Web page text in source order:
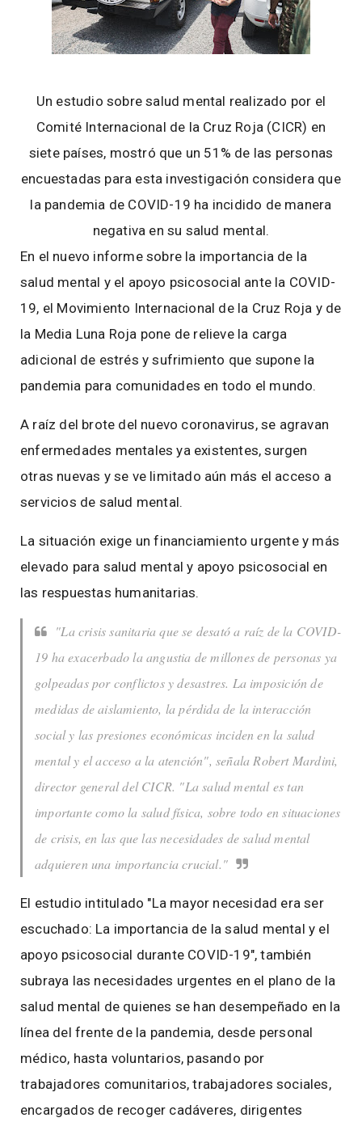
Un estudio sobre salud mental realizado por el
Comité Internacional de la Cruz Roja (CICR) en
siete países, mostró que un 51% de las personas
encuestadas para esta investigación considera que
la pandemia de COVID-19 ha incidido de manera
negativa en su salud mental.
En el nuevo informe sobre la importancia de la
salud mental y el apoyo psicosocial ante la COVID-
19, el Movimiento Internacional de la Cruz Roja y de
la Media Luna Roja pone de relieve la carga
adicional de estrés y sufrimiento que supone la
pandemia para comunidades en todo el mundo.
A raíz del brote del nuevo coronavirus, se agravan
enfermedades mentales ya existentes, surgen
otras nuevas y se ve limitado aún más el acceso a
servicios de salud mental.
La situación exige un financiamiento urgente y más
elevado para salud mental y apoyo psicosocial en
las respuestas humanitarias.
"La crisis sanitaria que se desató a raíz de la COVID-
19 ha exacerbado la angustia de millones de personas ya
golpeadas por conflictos y desastres. La imposición de
medidas de aislamiento, la pérdida de la interacción
social y las presiones económicas inciden en la salud
mental y el acceso a la atención", señala Robert Mardini,
director general del CICR. "La salud mental es tan
importante como la salud física, sobre todo en situaciones
de crisis, en las que las necesidades de salud mental
adquieren una importancia crucial."
El estudio intitulado "La mayor necesidad era ser
escuchado: La importancia de la salud mental y el
apoyo psicosocial durante COVID-19", también
subraya las necesidades urgentes en el plano de la
salud mental de quienes se han desempeñado en la
línea del frente de la pandemia, desde personal
médico, hasta voluntarios, pasando por
trabajadores comunitarios, trabajadores sociales,
encargados de recoger cadáveres, dirigentes